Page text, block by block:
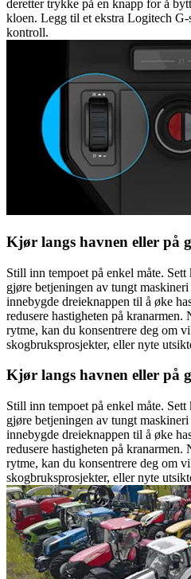
deretter trykke på en knapp for å
kloen. Legg til et ekstra Logitech G-
kontroll.
Kjør langs havnen eller på
Still inn tempoet på enkel måte.
gjøre betjeningen av tungt
innebygde dreieknappen til å øke
redusere hastigheten på kranarmen.
rytme, kan du konsentrere deg om
skogbruksprosjekter, eller nyte
Kjør langs havnen eller på
Still inn tempoet på enkel måte.
gjøre betjeningen av tungt
innebygde dreieknappen til å øke
redusere hastigheten på kranarmen.
rytme, kan du konsentrere deg om
skogbruksprosjekter, eller nyte